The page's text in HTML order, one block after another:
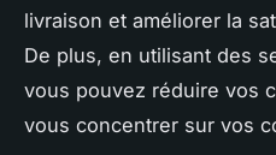
livraison et améliorer la
De plus, en utilisant des
vous pouvez réduire vos
vous concentrer sur vos